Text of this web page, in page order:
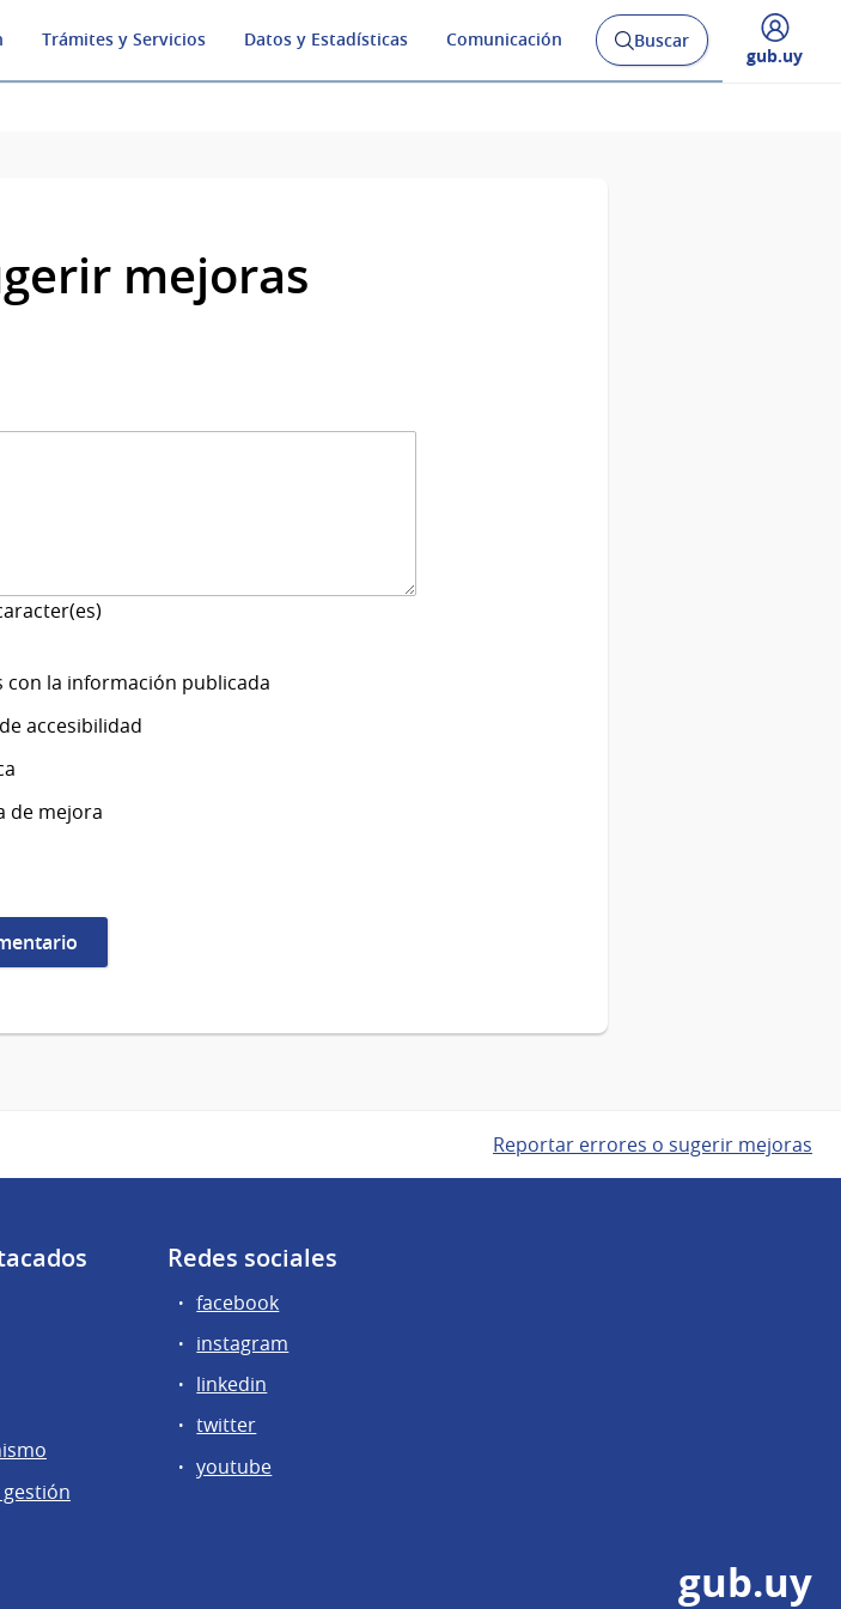
Trámites y Servicios Datos y Estadísticas Comunicación
Abrir
buscador
Buscar
Desplegar
gub.uy
mejoras
con la información publicada
accesibilidad
de mejora
Reportar errores o sugerir mejoras
Redes sociales
facebook
instagram
linkedin
twitter
youtube
gub.uy